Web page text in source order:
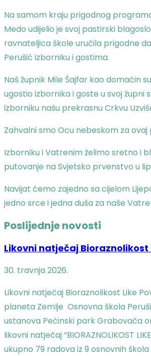
Na samom kraju prigodnog
Medo udijelio je svoj pastirski
ravnateljica škole uručila prigodne
Perušić izborniku i gostima.
Naš župnik Mile Šajfar kao domaćin
ugostio izbornika i goste u svoj župni
izborniku našu prekrasnu Crkvu
Zahvalni smo Ocu nebeskom za ovaj
Izborniku i Vatrenim želimo sretno i
putovanje na Svjetsko prvenstvo u
Navijat ćemo zajedno sa cijelom
jedno srce i jedna duša za naše
Poslijednje novosti
Likovni natječaj Bioraznolikost
30. travnja 2026.
Likovni natječaj Bioraznolikost Like
planeta Zemlje Osnovna škola
ustanova Pećinski park Grabovača
likovni natječaj “BIORAZNOLIKOST
ukupno 79 radova iz 9 osnovnih